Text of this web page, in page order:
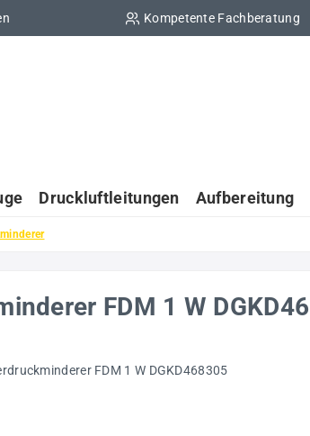
Kompetente Fachberatung
Druckluftleitungen Aufbereitung
FDM 1 W